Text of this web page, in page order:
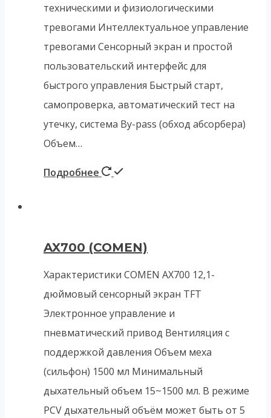
техническими и физиологическими
тревогами Интеллектуальное управление
тревогами Сенсорный экран и простой
пользовательский интерфейс для
быстрого управления Быстрый старт,
самопроверка, автоматический тест на
утечку, система By-pass (обход абсорбера)
Объем…
Подробнее
AX700 (COMEN)
Характеристики COMEN AX700 12,1-
дюймовый сенсорный экран TFT
Электронное управление и
пневматический привод Вентиляция с
поддержкой давления Объем меха
(сильфон) 1500 мл Минимальный
дыхательный объем 15~1500 мл. В режиме
PCV дыхательный объём может быть от 5